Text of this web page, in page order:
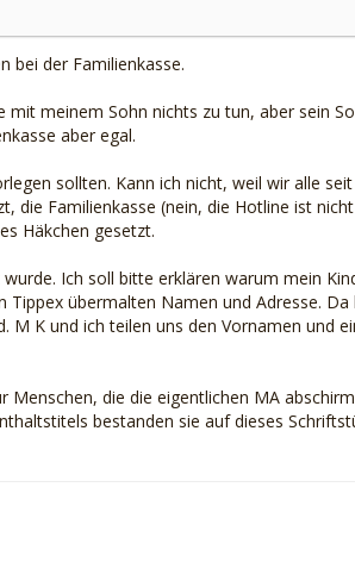
bei der Familienkasse.
meinem Sohn nichts zu tun, aber sein
aber egal.
sollten. Kann ich nicht, weil wir alle
die Familienkasse (nein, die Hotline ist
Häkchen gesetzt.
Ich soll bitte erklären warum mein
übermalten Namen und Adresse.
K und ich teilen uns den Vornamen und
die die eigentlichen MA
bestanden sie auf dieses